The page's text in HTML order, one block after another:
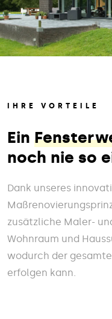
IHRE VORTEILE
Ein
noch nie so
Dank unseres
zusätzliche Maler-
Wohnraum und
wodurch der
erfolgen kann.